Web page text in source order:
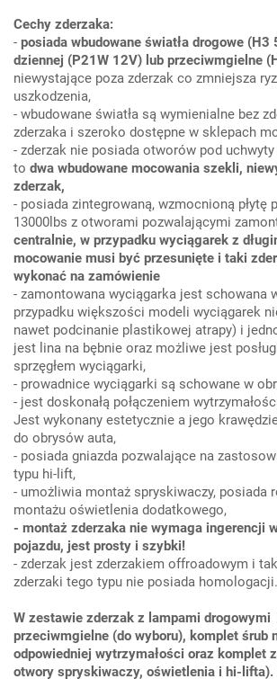
Cechy zderzaka:
- posiada wbudowane światła drogowe (H3
dziennej (P21W 12V) lub przeciwmgielne
niewystające poza zderzak co zmniejsza
uszkodzenia,
- wbudowane światła są wymienialne bez
zderzaka i szeroko dostępne w sklepach
- zderzak nie posiada otworów pod
to dwa wbudowane mocowania szekli,
zderzak,
- posiada zintegrowaną, wzmocnioną płytę
13000lbs z otworami pozwalającymi
centralnie, w przypadku wyciągarek z
mocowanie musi być przesunięte i taki
wykonać na zamówienie
- zamontowana wyciągarka jest schowana
przypadku większości modeli wyciągarek
nawet podcinanie plastikowej atrapy) i
jest lina na bębnie oraz możliwe jest
sprzęgłem wyciągarki,
- prowadnice wyciągarki są schowane w
- jest doskonałą połączeniem
Jest wykonany estetycznie a jego
do obrysów auta,
- posiada gniazda pozwalające na
typu hi-lift,
- umożliwia montaż spryskiwaczy, posiada
montażu oświetlenia dodatkowego,
- montaż zderzaka nie wymaga ingerencji
pojazdu, jest prosty i szybki!
- zderzak jest zderzakiem offroadowym i
zderzaki tego typu nie posiada homologacji.
W zestawie zderzak z lampami
przeciwmgielne (do wyboru), komplet śrub
odpowiedniej wytrzymałości oraz komplet
otwory spryskiwaczy, oświetlenia i hi-lifta).